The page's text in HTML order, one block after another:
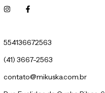
554136672563
(41) 3667-2563
contato@mikuska.com.br